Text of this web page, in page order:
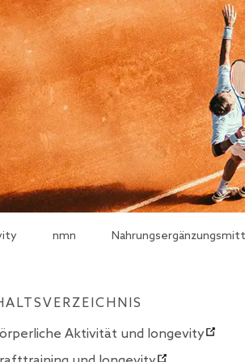
nmn
Aktivität und longevity